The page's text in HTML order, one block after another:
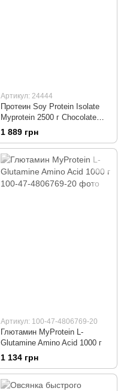
Артикул: 24444
Протеин Soy Protein Isolate
Myprotein 2500 г Chocolate
Smooth
1 889 грн
Артикул: 100-47-4806769-20
Глютамин MyProtein L-
Glutamine Amino Acid 1000 г
1 134 грн